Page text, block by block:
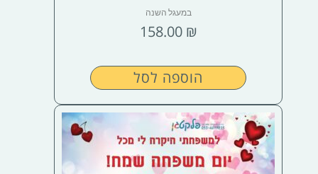
במעגל השנה
158.00 ₪
הוספה לסל